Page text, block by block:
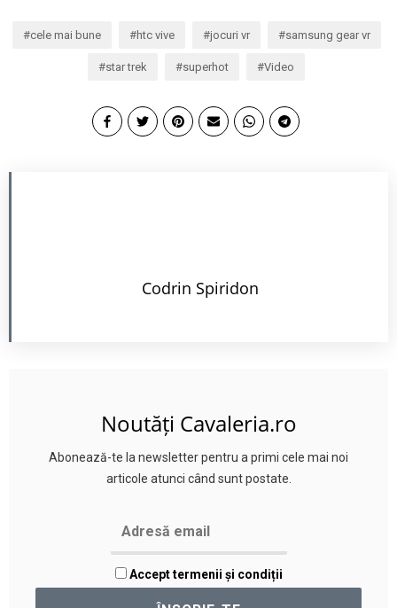
cele mai bune htc vive jocuri vr samsung gear vr
star trek superhot Video
Codrin Spiridon
Noutăți Cavaleria.ro
Abonează-te la newsletter pentru a primi cele mai noi
articole atunci când sunt postate.
Accept termenii și condiții